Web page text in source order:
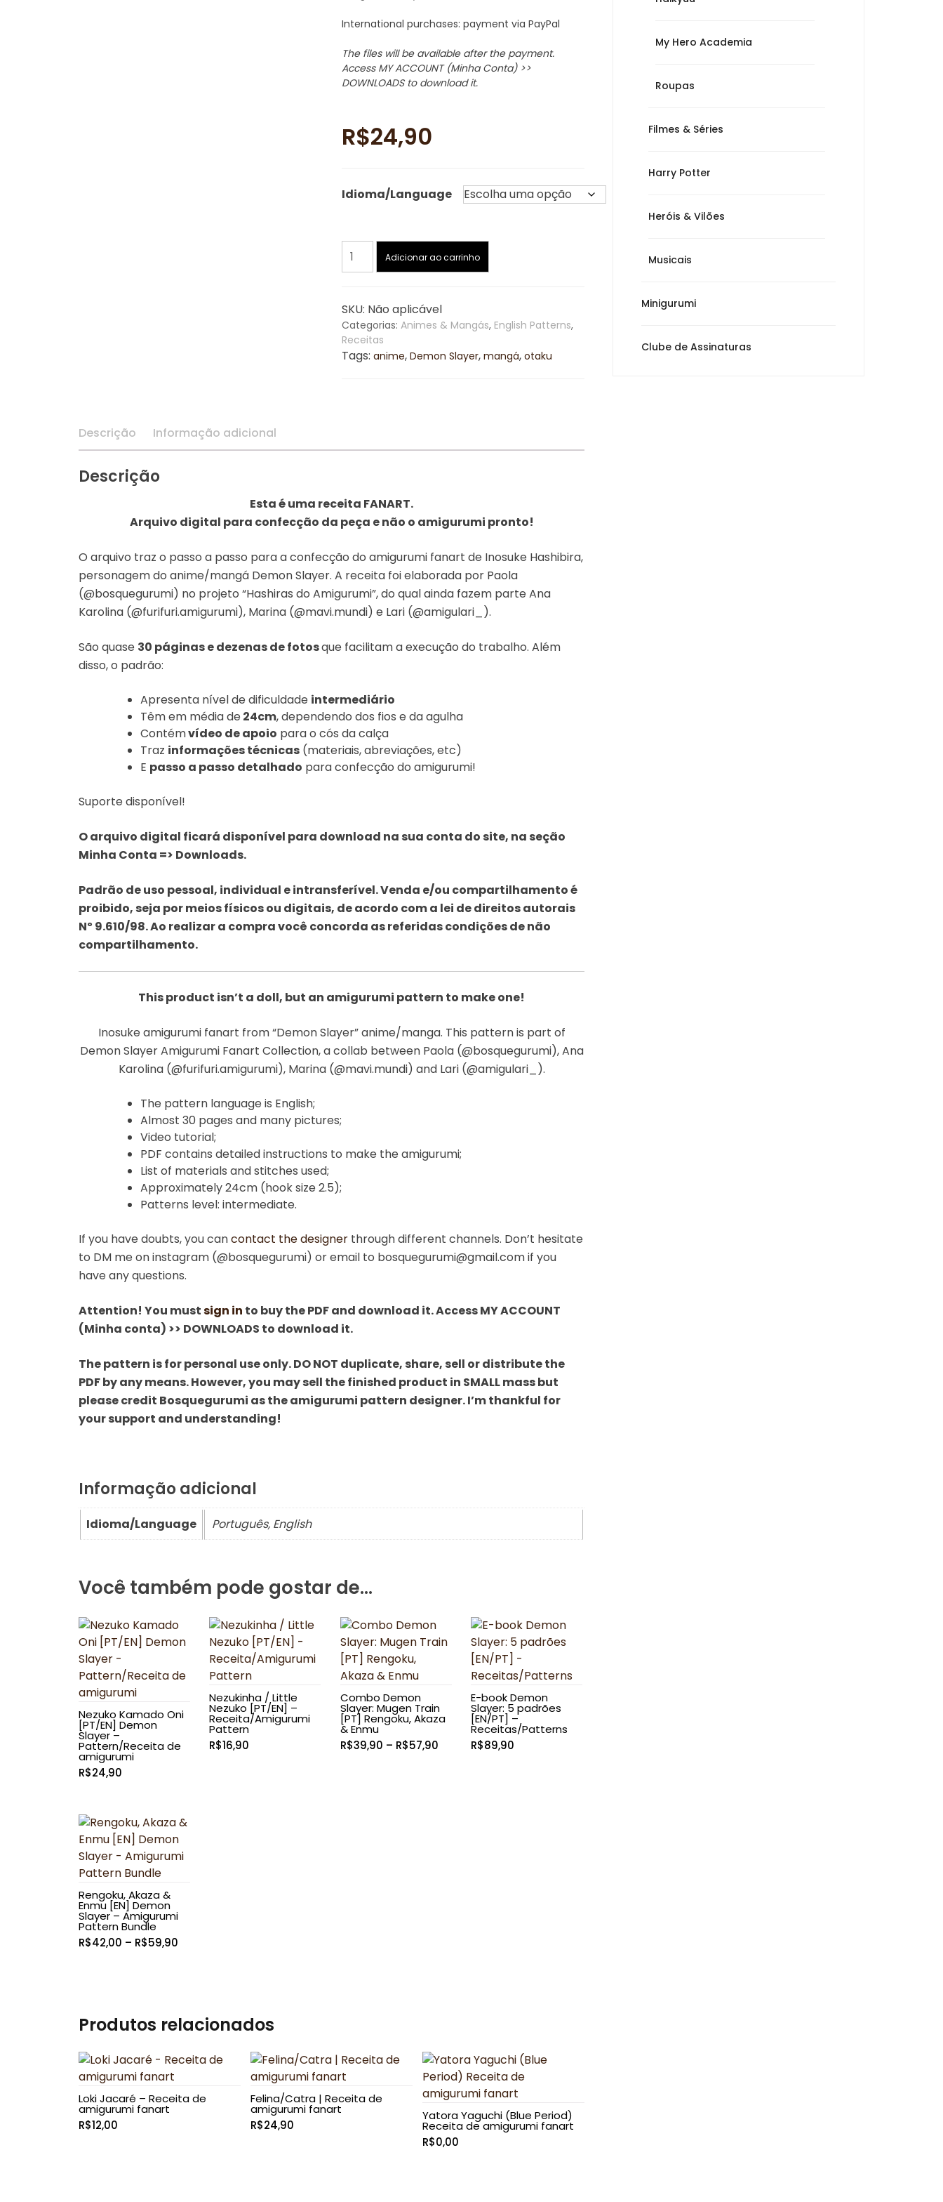
International purchases: payment via PayPal
The files will be available after the payment.
Access MY ACCOUNT (Minha Conta) >>
DOWNLOADS to download it.
R$24,90
Idioma/Language
Inosuke
Hashibira
Slayer
-
Pattern/Receita
Adicionar ao carrinho
SKU: Não aplicável
Categorias: Animes & Mangás, English Patterns,
Receitas
Tags: anime, Demon Slayer, mangá, otaku
Descrição Informação adicional
Descrição
Esta é uma receita FANART.
Arquivo digital para confecção da peça e não o amigurumi pronto!
O arquivo traz o passo a passo para a confecção do amigurumi fanart de Inosuke Hashibira,
personagem do anime/mangá Demon Slayer. A receita foi elaborada por Paola
(@bosquegurumi) no projeto “Hashiras do Amigurumi”, do qual ainda fazem parte Ana
Karolina (@furifuri.amigurumi), Marina (@mavi.mundi) e Lari (@amigulari_).
São quase 30 páginas e dezenas de fotosque facilitam a execução do trabalho. Além
disso, o padrão:
Apresenta nível de dificuldade intermediário
Têm em média de 24cm, dependendo dos fios e da agulha
Contémvídeo de apoio para o cós da calça
Traz informações técnicas (materiais, abreviações, etc)
E passo a passo detalhado para confecção do amigurumi!
Suporte disponível!
O arquivo digital ficará disponível para download na sua conta do site, na seção
Minha Conta => Downloads.
Padrão de uso pessoal, individual e intransferível. Venda e/ou compartilhamento é
proibido, seja por meios físicos ou digitais, de acordo com a lei de direitos autorais
Nº 9.610/98. Ao realizar a compra você concorda as referidas condições de não
compartilhamento.
This product isn’t a doll, but an amigurumi pattern to make one!
Inosuke amigurumi fanart from “Demon Slayer” anime/manga. This pattern is part of
Demon Slayer Amigurumi Fanart Collection, a collab between Paola (@bosquegurumi), Ana
Karolina (@furifuri.amigurumi), Marina (@mavi.mundi) and Lari (@amigulari_).
The pattern language is English;
Almost 30 pages and many pictures;
Video tutorial;
PDF contains detailed instructions to make the amigurumi;
List of materials and stitches used;
Approximately 24cm (hook size 2.5);
Patterns level: intermediate.
If you have doubts, you cancontact the designer through different channels. Don’t hesitate
to DM me on instagram (@bosquegurumi) or email to bosquegurumi@gmail.com if you
have any questions.
Attention! You mustsign in to buy the PDF and download it. Access MY ACCOUNT
(Minha conta) >> DOWNLOADS to download it.
The pattern is for personal use only. DO NOT duplicate, share, sell or distribute the
PDF by any means. However, you may sell the finished product in SMALL mass but
please credit Bosquegurumi as the amigurumi pattern designer. I’m thankful for
your support and understanding!
Informação adicional
Idioma/Language Português, English
Você também pode gostar de…
Nezuko Kamado Oni
[PT/EN] Demon
Slayer –
Pattern/Receita de
amigurumi
R$24,90
Nezukinha / Little
Nezuko [PT/EN] –
Receita/Amigurumi
Pattern
R$16,90
Combo Demon
Slayer: Mugen Train
[PT] Rengoku, Akaza
& Enmu
R$39,90 – R$57,90Faixa
E-book Demon
Slayer: 5 padrões
[EN/PT] –
Receitas/Patterns
R$89,90
Rengoku, Akaza &
Enmu [EN] Demon
Slayer – Amigurumi
Pattern Bundle
R$42,00 – R$59,90
R$59,90
Produtos relacionados
Loki Jacaré – Receita de
amigurumi fanart
R$12,00
Felina/Catra | Receita de
amigurumi fanart
R$24,90
Yatora Yaguchi (Blue Period)
Receita de amigurumi fanart
R$0,00
My Hero Academia
Roupas
Filmes & Séries
Harry Potter
Heróis & Vilões
Musicais
Minigurumi
Clube de Assinaturas